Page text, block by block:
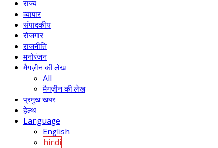
राज्य
व्यापार
संपादकीय
रोजगार
राजनीति
मनोरंजन
मैगज़ीन की लेख
All
मैगज़ीन की लेख
प्रमुख खबर
हेल्थ
Language
English
hindi